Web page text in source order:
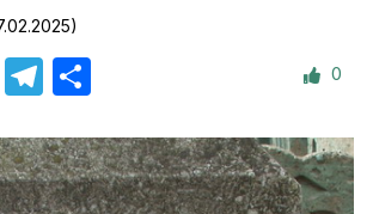
Telegram 0